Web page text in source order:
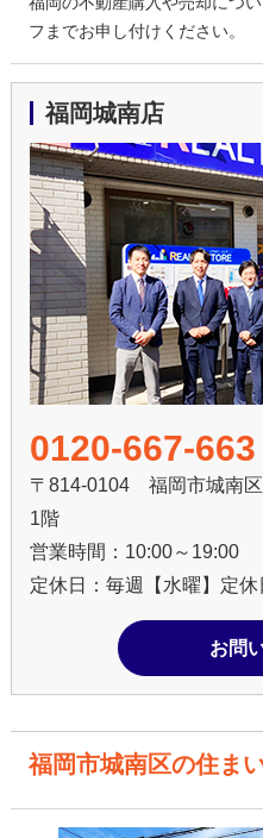
フまでお申し付けください。
福岡城南店
0120-667-663
〒814-0104 福岡市城南
1階
営業時間：10:00～19:00
定休日：毎週【水曜】定休
お問
福岡市城南区の住ま